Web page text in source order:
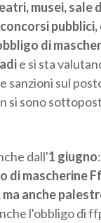
musei, sale
pubblici,
di
e si sta
sanzioni sul
si sono
dall'1 giugno
di mascherine
anche
l'obbligo di